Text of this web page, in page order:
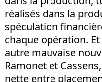
réalisés dans la
spéculation
chaque opération.
autre mauvaise
Ramonet et
nette entre